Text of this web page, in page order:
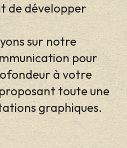
de développer
sur notre
pour
à votre
toute une
graphiques.